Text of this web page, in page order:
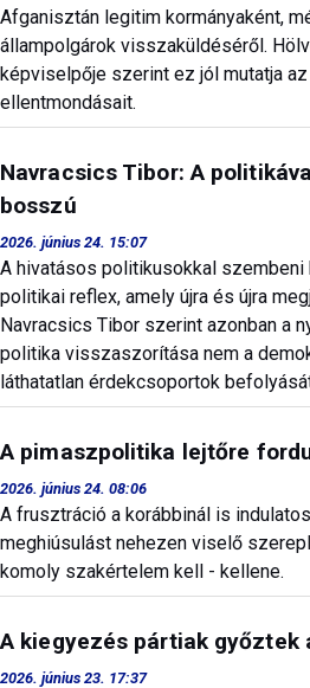
Afganisztán legitim kormányaként,
állampolgárok visszaküldéséről.
képviselpője szerint ez jól mutatja
ellentmondásait.
Navracsics Tibor: A
bosszú
2026. június 24. 15:07
A hivatásos politikusokkal szembeni
politikai reflex, amely újra és újra
Navracsics Tibor szerint azonban a
politika visszaszorítása nem a
láthatatlan érdekcsoportok
A pimaszpolitika lejtőre
2026. június 24. 08:06
A frusztráció a korábbinál is
meghiúsulást nehezen viselő
komoly szakértelem kell - kellene.
A kiegyezés pártiak győztek
2026. június 23. 17:37